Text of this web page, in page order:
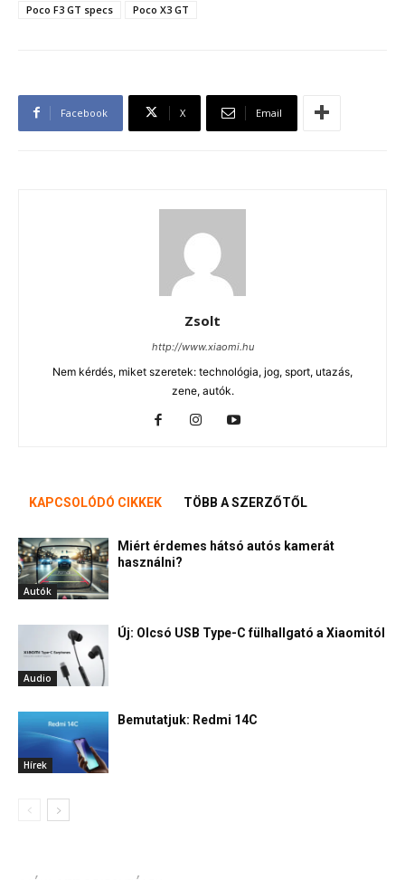
Poco F3 GT specs
Poco X3 GT
Facebook X Email
Zsolt
http://www.xiaomi.hu
Nem kérdés, miket szeretek: technológia, jog, sport, utazás,
zene, autók.
KAPCSOLÓDÓ CIKKEK TÖBB A SZERZŐTŐL
Autók
Miért érdemes hátsó autós kamerát
használni?
Audio
Új: Olcsó USB Type-C fülhallgató a Xiaomitól
Hírek
Bemutatjuk: Redmi 14C